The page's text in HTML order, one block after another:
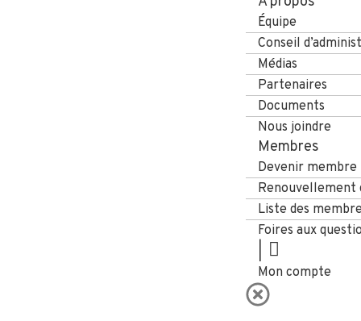
Équipe
Conseil
Médias
Partenaires
Documents
Nous joindre
Membres
Devenir membre
Renouvellement
Liste des
Foires aux
Mon compte